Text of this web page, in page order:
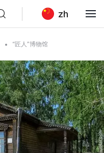
zh
“匠人”博物馆